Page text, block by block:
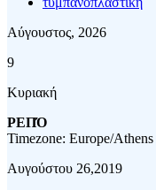
Αύγουστος, 2026
9
Κυριακή
ΡΕΠΌ
Timezone: Europe/Athens
Αυγούστου 26,2019